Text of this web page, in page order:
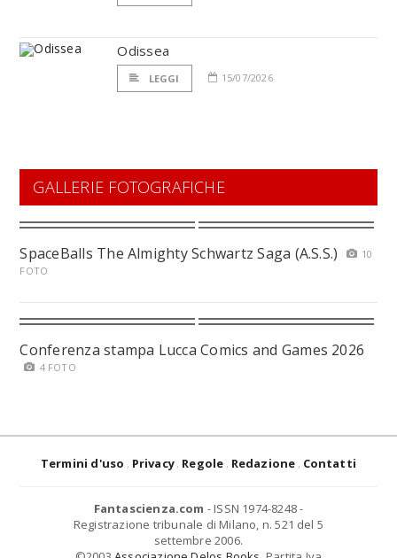
Odissea
LEGGI 15/07/2026
GALLERIE FOTOGRAFICHE
SpaceBalls The Almighty Schwartz Saga (A.S.S.)
10
FOTO
Conferenza stampa Lucca Comics and Games 2026
4 FOTO
Termini d'uso Privacy Regole Redazione Contatti
Fantascienza.com - ISSN 1974-8248 -
Registrazione tribunale di Milano, n. 521 del 5
settembre 2006.